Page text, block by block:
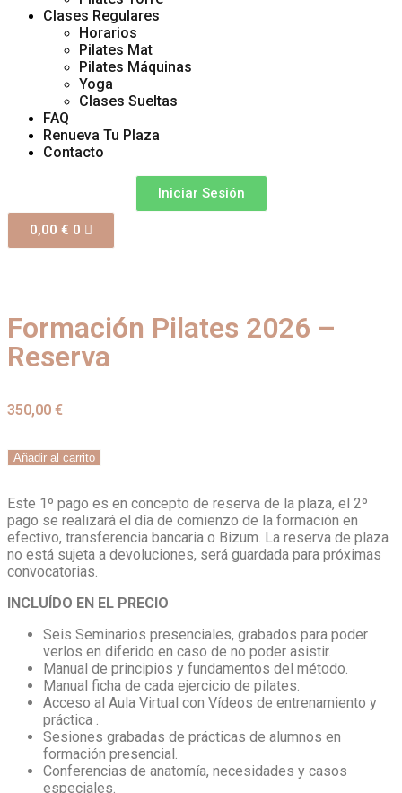
Clases Regulares
Horarios
Pilates Mat
Pilates Máquinas
Yoga
Clases Sueltas
FAQ
Renueva Tu Plaza
Contacto
Iniciar Sesión
0,00 € 0
Formación Pilates 2026 –
Reserva
350,00 €
Añadir al carrito
Este 1º pago es en concepto de reserva de la plaza, el 2º
pago se realizará el día de comienzo de la formación en
efectivo, transferencia bancaria o Bizum. La reserva de plaza
no está sujeta a devoluciones, será guardada para próximas
convocatorias.
INCLUÍDO EN EL PRECIO
Seis Seminarios presenciales, grabados para poder
verlos en diferido en caso de no poder asistir.
Manual de principios y fundamentos del método.
Manual ficha de cada ejercicio de pilates.
Acceso al Aula Virtual con Vídeos de entrenamiento y
práctica .
Sesiones grabadas de prácticas de alumnos en
formación presencial.
Conferencias de anatomía, necesidades y casos
especiales.